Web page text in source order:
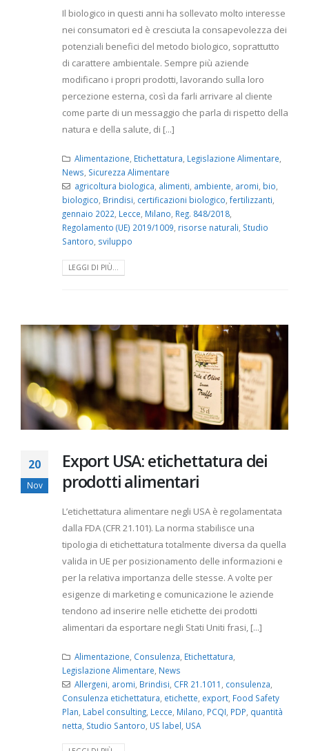
Il biologico in questi anni ha sollevato molto interesse
nei consumatori ed è cresciuta la consapevolezza dei
potenziali benefici del metodo biologico, soprattutto
di carattere ambientale. Sempre più aziende
modificano i propri prodotti, lavorando sulla loro
percezione esterna, così da farli arrivare al cliente
come parte di un messaggio che parla di rispetto della
natura e della salute, di [...]
Alimentazione, Etichettatura, Legislazione Alimentare,
News, Sicurezza Alimentare
agricoltura biologica, alimenti, ambiente, aromi, bio,
biologico, Brindisi, certificazioni biologico, fertilizzanti,
gennaio 2022, Lecce, Milano, Reg. 848/2018,
Regolamento (UE) 2019/1009, risorse naturali, Studio
Santoro, sviluppo
LEGGI DI PIÙ...
20
Nov
Export USA: etichettatura dei
prodotti alimentari
L’etichettatura alimentare negli USA è regolamentata
dalla FDA (CFR 21.101). La norma stabilisce una
tipologia di etichettatura totalmente diversa da quella
valida in UE per posizionamento delle informazioni e
per la relativa importanza delle stesse. A volte per
esigenze di marketing e comunicazione le aziende
tendono ad inserire nelle etichette dei prodotti
alimentari da esportare negli Stati Uniti frasi, [...]
Alimentazione Consulenza Etichettatura
Legislazione Alimentare News
Allergeni aromi Brindisi CFR 21.1011 consulenza
Consulenza etichettatura etichette export Food Safety
Plan Label consulting Lecce Milano PCQI PDP quantità
netta Studio Santoro US label USA